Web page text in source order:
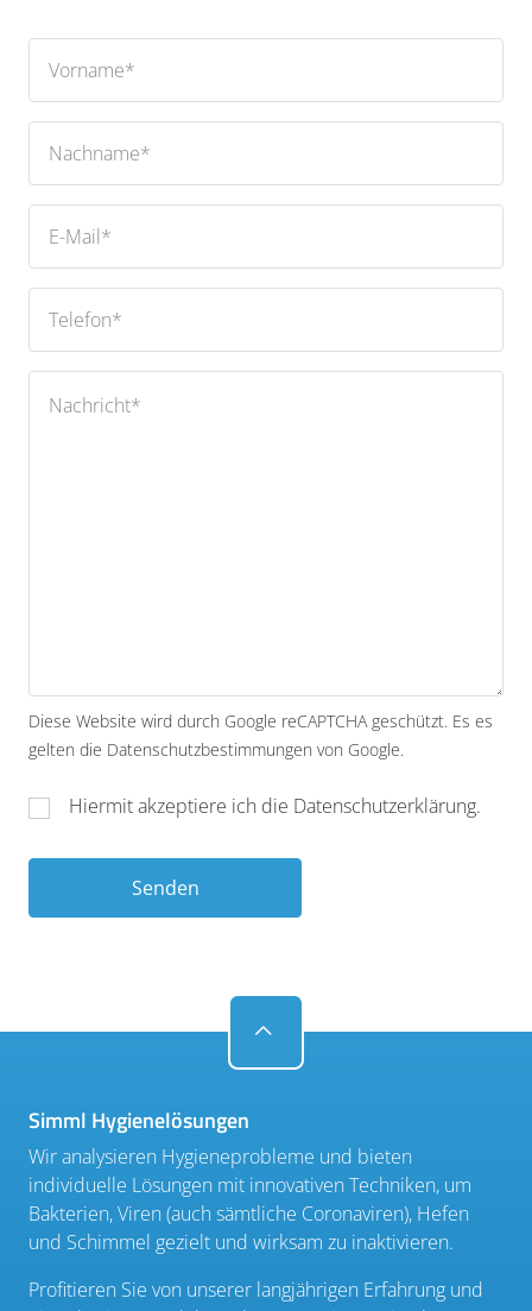
Diese Website wird durch Google reCAPTCHA geschützt. Es es
gelten die Datenschutzbestimmungen von Google.
Hiermit akzeptiere ich die Datenschutzerklärung.
Simml Hygienelösungen
Wir analysieren Hygieneprobleme und bieten
individuelle Lösungen mit innovativen Techniken, um
Bakterien, Viren (auch sämtliche Coronaviren), Hefen
und Schimmel gezielt und wirksam zu inaktivieren.
Profitieren Sie von unserer langjährigen Erfahrung und